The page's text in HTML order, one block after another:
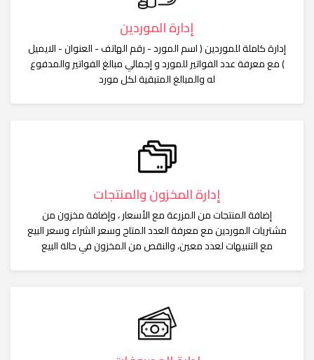
إدارة الموردين
إدارة كاملة للموردين ( اسم المورد - رقم الهاتف - العنوان - الايميل
) مع معرفة عدد الفواتير للمورد و إجمالي مبالغ الفواتير والمدفوع
له والمبالغ المتبقية لكل مورد
إدارة المخزون والمنتجات
إضافة المنتجات من المزرعة مع الأسعار ، وإضافة مخزون من
مشتريات الموردين مع معرفة العدد المتاح وسعر الشراء وسعر البيع
مع التنبيهات لعدد معين، والنقص من المخزون في حالة البيع